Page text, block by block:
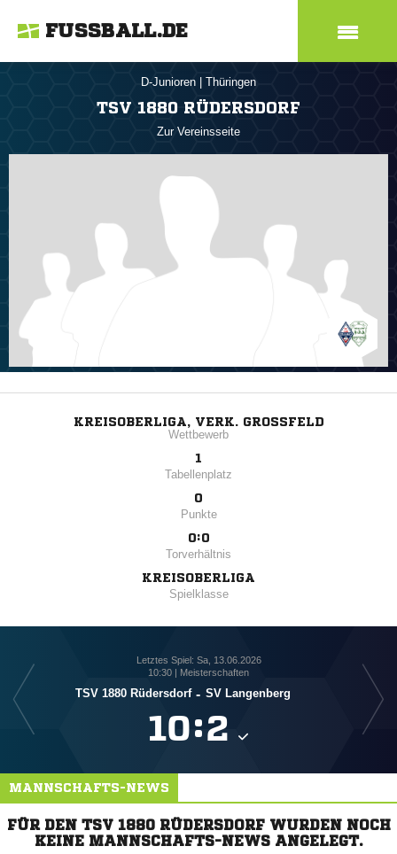
FUSSBALL.DE
D-Junioren Thüringen
TSV 1880 RÜDERSDORF
Zur Vereinsseite
KREISOBERLIGA, VERK. GROSSFELD
Wettbewerb
1
Tabellenplatz
0
Punkte
0:0
Torverhältnis
KREISOBERLIGA
Spielklasse
Letztes Spiel: Sa, 13.06.2026
10:30 | Meisterschaften
TSV 1880 Rüdersdorf - SV Langenberg
:
MANNSCHAFTS-NEWS
FÜR DEN TSV 1880 RÜDERSDORF WURDEN NOCH
KEINE MANNSCHAFTS-NEWS ANGELEGT.